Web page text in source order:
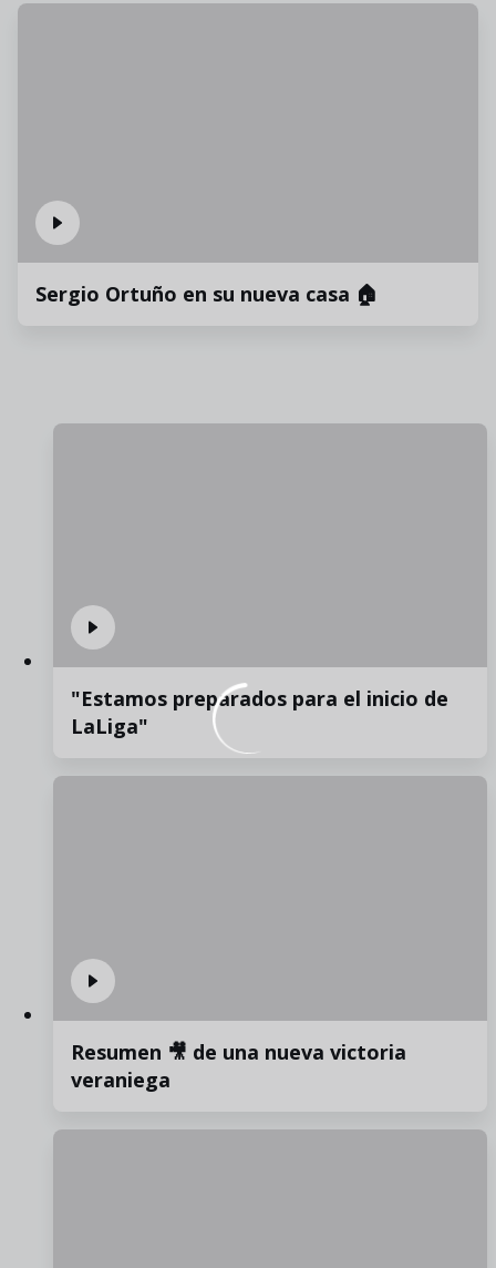
Sergio Ortuño en su nueva casa 🏠
"Estamos preparados para el inicio de
LaLiga"
Resumen 🎥 de una nueva victoria
veraniega